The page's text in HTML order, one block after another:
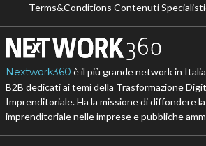
Terms&Conditions Contenuti
Nextwork360 è il più grande network in
B2B dedicati ai temi della Trasformazione
Imprenditoriale. Ha la missione di diffondere
imprenditoriale nelle imprese e pubbliche